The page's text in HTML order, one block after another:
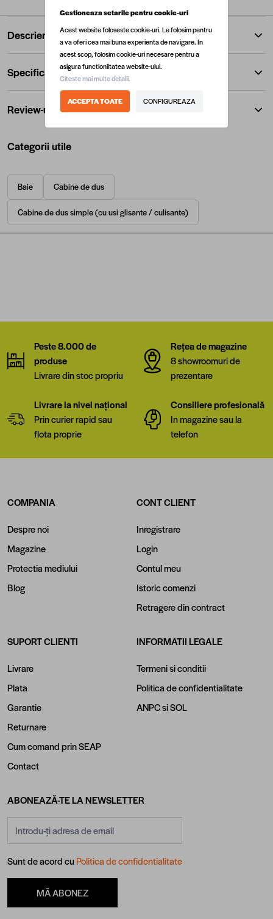
Descriere
Specificatii
Review-uri
Categorii utile
Baie Cabine de dus
Cabine de dus simple (cu usi glisante / culisante)
Peste 8.000 de
produse
Livrare din stoc propriu
Rețea de magazine
8 showroomuri de
prezentare
Livrare la nivel național
Prin curier rapid sau
flota proprie
Consiliere profesională
In magazine sau la
telefon
COMPANIA
Despre noi
Magazine
Protectia mediului
Blog
CONT CLIENT
Inregistrare
Login
Contul meu
Istoric comenzi
Retragere din contract
SUPORT CLIENTI
Livrare
Plata
Garantie
Returnare
Cum comand prin SEAP
Contact
INFORMATII LEGALE
Termeni si conditii
Politica de confidentialitate
ANPCsiSOL
ABONEAZĂ-TE LA NEWSLETTER
Sunt de acord cuPolitica de confidentialitate
MĂ ABONEZ
Gestioneaza setarile pentru cookie-uri
Acest website foloseste cookie-uri. Le folosim pentru
a va oferi cea mai buna experienta de navigare. In
acest scop, folosim cookie-uri necesare pentru a
asigura functionlitatea website-ului.
Citeste mai multe detalii.
ACCEPTA TOATE CONFIGUREAZA